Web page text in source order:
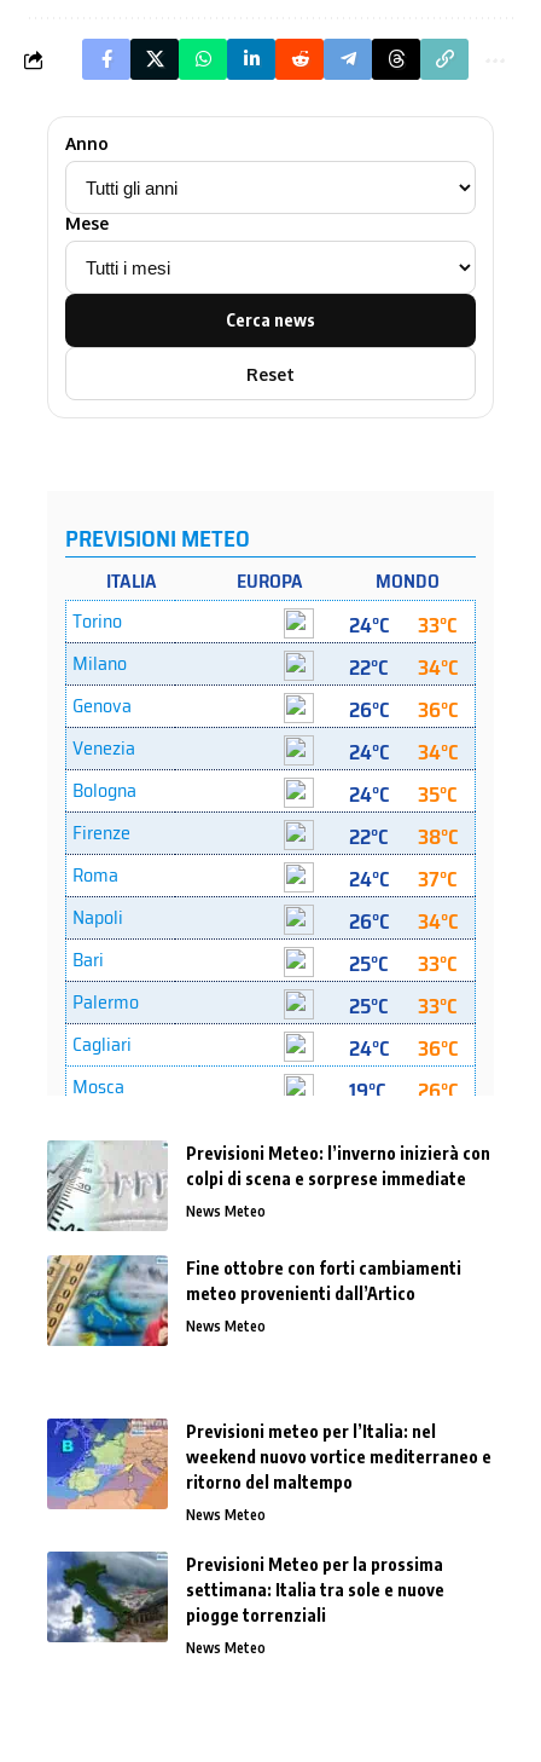
Anno
Mese
Cerca news
Reset
Previsioni Meteo: l’inverno inizierà con
colpi di scena e sorprese immediate
News Meteo
Fine ottobre con forti cambiamenti
meteo provenienti dall’Artico
News Meteo
Previsioni meteo per l’Italia: nel
weekend nuovo vortice mediterraneo e
ritorno del maltempo
News Meteo
Previsioni Meteo per la prossima
settimana: Italia tra sole e nuove
piogge torrenziali
News Meteo